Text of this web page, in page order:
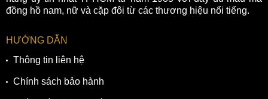
đồng hồ nam, nữ và cặp đôi từ các thương hiệu nổi tiếng.
HƯỚNG DẪN
Thông tin liên hệ
Chính sách bảo hành